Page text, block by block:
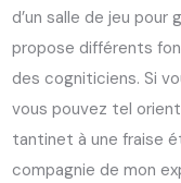
d’un salle de jeu
propose différents
des cogniticiens. Si
vous pouvez tel
tantinet à une fraise
compagnie de mon